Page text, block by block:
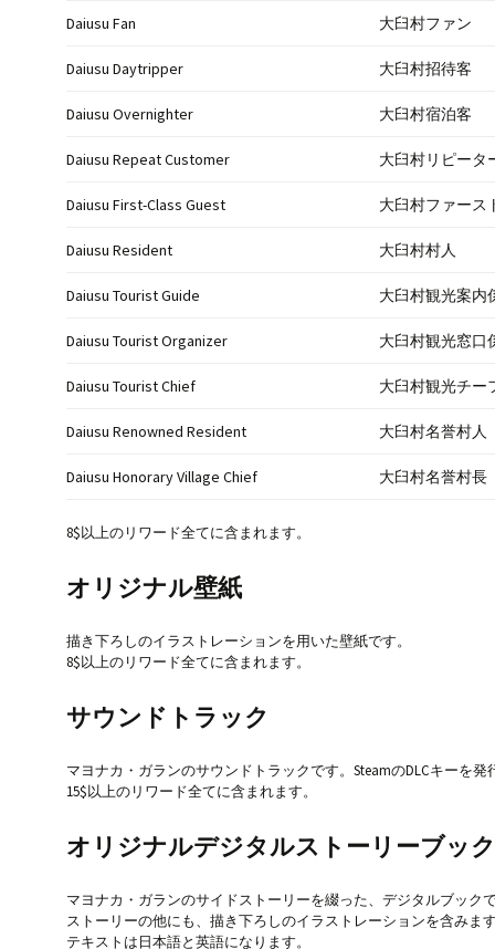
Daiusu Fan 大臼村ファン
Daiusu Daytripper 大臼村招待客
Daiusu Overnighter 大臼村宿泊客
Daiusu Repeat Customer 大臼村リピータ
Daiusu First-Class Guest 大臼村ファース
Daiusu Resident 大臼村村人
Daiusu Tourist Guide 大臼村観光案内
Daiusu Tourist Organizer 大臼村観光窓口
Daiusu Tourist Chief 大臼村観光チー
Daiusu Renowned Resident 大臼村名誉村人
Daiusu Honorary Village Chief 大臼村名誉村長
8$以上のリワード全てに含まれます。
オリジナル壁紙
描き下ろしのイラストレーションを用いた壁紙です。
8$以上のリワード全てに含まれます。
サウンドトラック
マヨナカ・ガランのサウンドトラックです。SteamのDLCキーを発
15$以上のリワード全てに含まれます。
オリジナルデジタルストーリーブック
マヨナカ・ガランのサイドストーリーを綴った、デジタルブック
ストーリーの他にも、描き下ろしのイラストレーションを含みま
テキストは日本語と英語になります。